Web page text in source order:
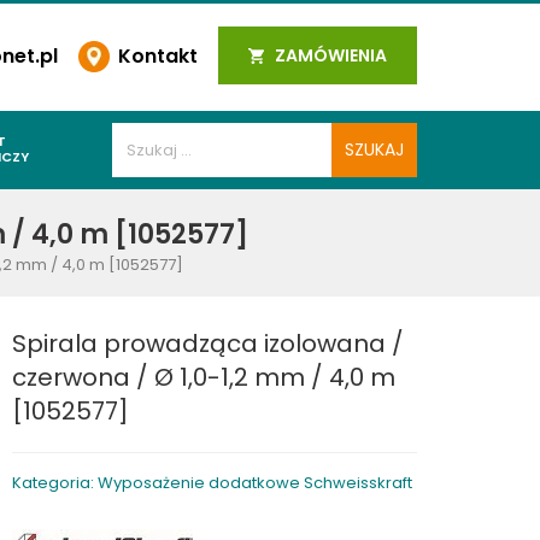
ZAMÓWIENIA
Kontakt
SPOIN
SPAWALNICZE
4,0 m [1052577]
mm / 4,0 m [1052577]
Spirala prowadząca izolowana /
czerwona / Ø 1,0-1,2 mm / 4,0 m
[1052577]
Kategoria: Wyposażenie dodatkowe Schweisskraft